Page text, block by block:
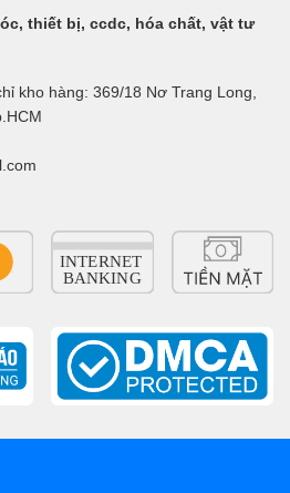
thiết bị, ccdc, hóa chất, vật tư
kho hàng: 369/18 Nơ Trang Long,